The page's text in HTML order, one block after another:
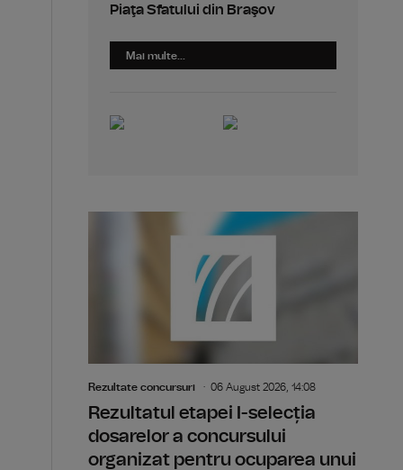
Piaţa Sfatului din Braşov
Mai multe...
Rezultate concursuri 06 August 2026, 14:08
Rezultatul etapei I-selecția
dosarelor a concursului
organizat pentru ocuparea unui